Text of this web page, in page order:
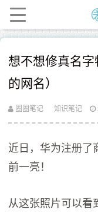
想不想修真名
的网名）
圈圈笔记 知识笔记
近日，华为注册了
前一亮！
从这张照片可以看